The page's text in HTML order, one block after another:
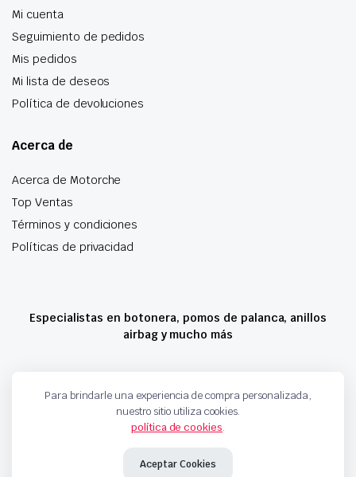
Mi cuenta
Seguimiento de pedidos
Mis pedidos
Mi lista de deseos
Política de devoluciones
Acerca de
Acerca de Motorche
Top Ventas
Términos y condiciones
Políticas de privacidad
Especialistas en botonera, pomos de palanca, anillos
airbag y mucho más
Copyright 2024 © Motorche Autoparts. Todos los derechos reservados
Para brindarle una experiencia de compra personalizada,
nuestro sitio utiliza cookies.
política de cookies.
Aceptar Cookies